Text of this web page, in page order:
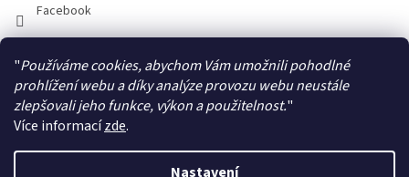
"Používáme cookies, abychom Vám umožnili pohodlné
prohlížení webu a díky analýze provozu webu neustále
zlepšovali jeho funkce, výkon a použitelnost."
Více informacízde.
Nastavení
Facebook
Facebook